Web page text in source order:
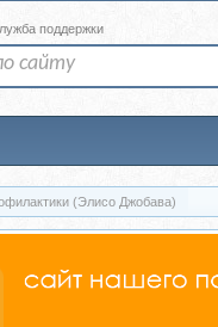
поддержки
(Элисо Джобава)